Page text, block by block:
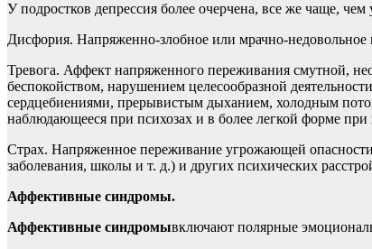
У подростков депрессия более очерчена, все же чаще,
Дисфория. Напряженно-злобное или мрачно-недовольное
Тревога. Аффект напряженного переживания смутной,
беспокойством, нарушением целесообразной
сердцебиениями, прерывистым дыханием, холодным
наблюдающееся при психозах и в более легкой форме
Страх. Напряженное переживание угрожающей
заболевания, школы и т. д.) и других психических
Аффективные синдромы.
Аффективные синдромывключают полярные